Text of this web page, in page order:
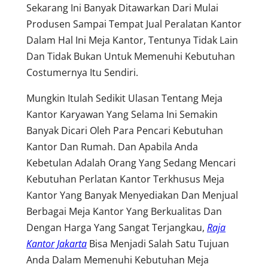
Sekarang Ini Banyak Ditawarkan Dari Mulai
Produsen Sampai Tempat Jual Peralatan Kantor
Dalam Hal Ini Meja Kantor, Tentunya Tidak Lain
Dan Tidak Bukan Untuk Memenuhi Kebutuhan
Costumernya Itu Sendiri.
Mungkin Itulah Sedikit Ulasan Tentang Meja
Kantor Karyawan Yang Selama Ini Semakin
Banyak Dicari Oleh Para Pencari Kebutuhan
Kantor Dan Rumah. Dan Apabila Anda
Kebetulan Adalah Orang Yang Sedang Mencari
Kebutuhan Perlatan Kantor Terkhusus Meja
Kantor Yang Banyak Menyediakan Dan Menjual
Berbagai Meja Kantor Yang Berkualitas Dan
Dengan Harga Yang Sangat Terjangkau, Raja
Kantor Jakarta Bisa Menjadi Salah Satu Tujuan
Anda Dalam Memenuhi Kebutuhan Meja